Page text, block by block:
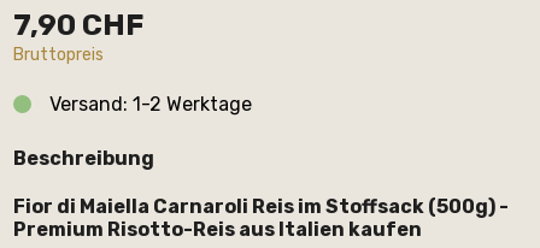
7,90 CHF
Bruttopreis
Versand: 1-2 Werktage
Beschreibung
Fior di Maiella Carnaroli Reis im Stoffsack (500g) -
Premium Risotto-Reis aus Italien kaufen